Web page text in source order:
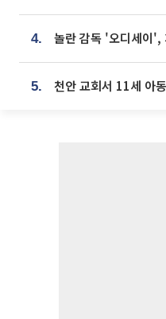
4.
5.